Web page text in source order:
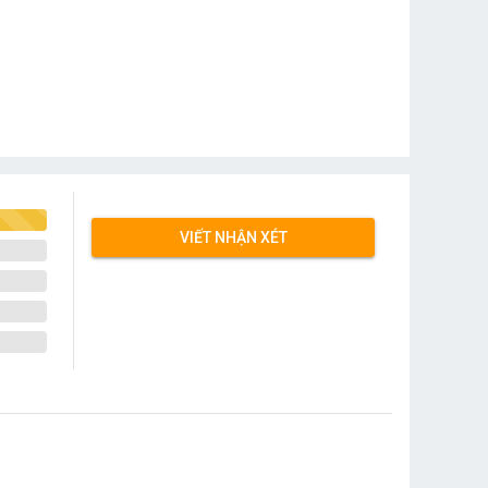
VIẾT NHẬN XÉT